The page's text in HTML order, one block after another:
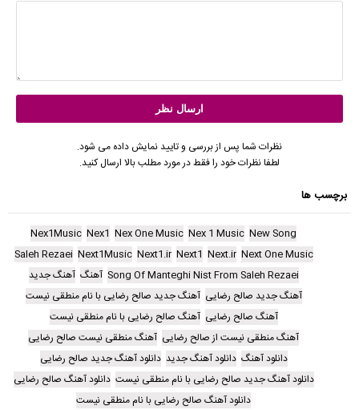
نظرات شما پس از بررسی و تایید نمایش داده می شود.
لطفا نظرات خود را فقط در مورد مطلب بالا ارسال کنید.
برچسب ها
New Song
Nex 1 Music
Nex One Music
Nex1
Nex1Music
Next One Music
Next.ir
Next1
Next1.ir
Next1Music
Saleh Rezaei
Song Of Manteghi Nist From Saleh Rezaei آهنگ آهنگ جدید
آهنگ جدید صالح رضایی آهنگ جدید صالح رضایی با نام منطقی نیست
آهنگ صالح رضایی آهنگ صالح رضایی با نام منطقی نیست
آهنگ منطقی نیست از صالح رضایی آهنگ منطقی نیست صالح رضایی
دانلود آهنگ دانلود آهنگ جدید دانلود آهنگ جدید صالح رضایی
دانلود آهنگ جدید صالح رضایی با نام منطقی نیست دانلود آهنگ صالح رضایی
دانلود آهنگ صالح رضایی با نام منطقی نیست